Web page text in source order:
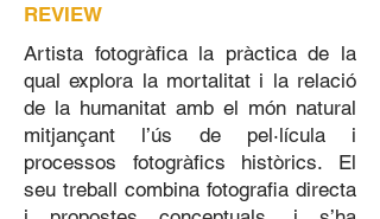
REVIEW
Artista fotogràfica la pràctica de la
qual explora la mortalitat i la relació
de la humanitat amb el món natural
mitjançant l’ús de pel·lícula i
processos fotogràfics històrics. El
seu treball combina fotografia directa